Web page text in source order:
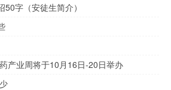
字（安徒生简介）
产业周将于10月16日-20日举办